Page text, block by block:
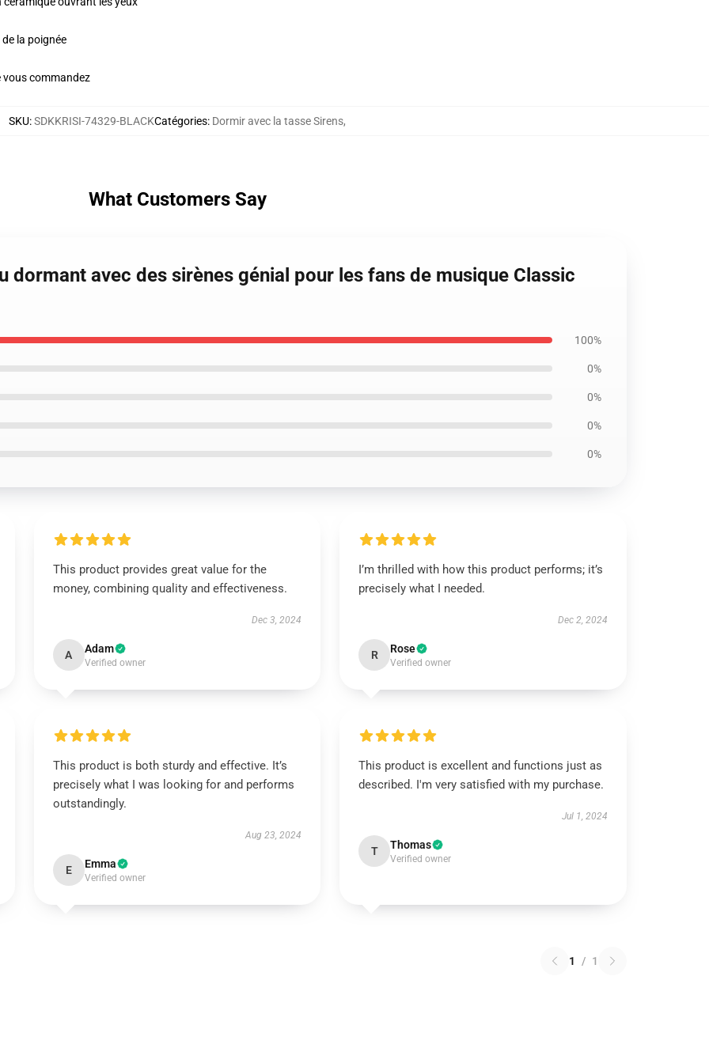
la poignée
vous commandez
SKU:SDKKRISI-74329-BLACKCatégories: Dormir avec la tasse Sirens,
What Customers Say
dormant avec des sirènes génial pour les fans de musique Classic
100%
0%
0%
0%
0%
This product provides great value for the
money, combining quality and effectiveness.
Dec 3, 2024
A Adam
Verified owner
I’m thrilled with how this product performs; it’s
precisely what I needed.
Dec 2, 2024
R Rose
Verified owner
This product is both sturdy and effective. It’s
precisely what I was looking for and performs
outstandingly.
Aug 23, 2024
E Emma
Verified owner
This product is excellent and functions just as
described. I'm very satisfied with my purchase.
Jul 1, 2024
T Thomas
Verified owner
1 / 1